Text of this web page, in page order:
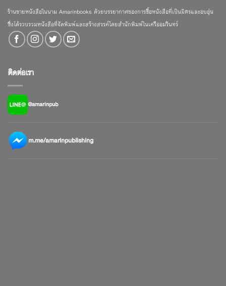
ร้านขายหนังสือในนาม Amarinbooks ด้วยบรรยากาศของการซื้อหนังสือที่เป็นมิตรและอบอุ่น
ซึ่งได้รวบรวมหนังสือที่จัดพิมพ์และสร้างสรรค์โดยสำนักพิมพ์ในเครืออมรินทร์
ติดต่อเรา
@amarinpub
m.me/amarinpublishing